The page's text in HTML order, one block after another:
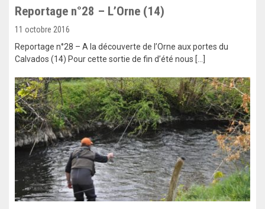
Reportage n°28 – L’Orne (14)
11 octobre 2016
Reportage n°28 – A la découverte de l’Orne aux portes du
Calvados (14) Pour cette sortie de fin d’été nous […]